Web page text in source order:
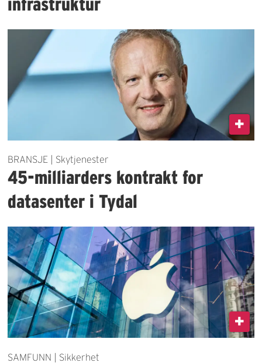
BRANSJE | Skytjenester
45-milliarders kontrakt for
datasenter i Tydal
SAMFUNN | Sikkerhet